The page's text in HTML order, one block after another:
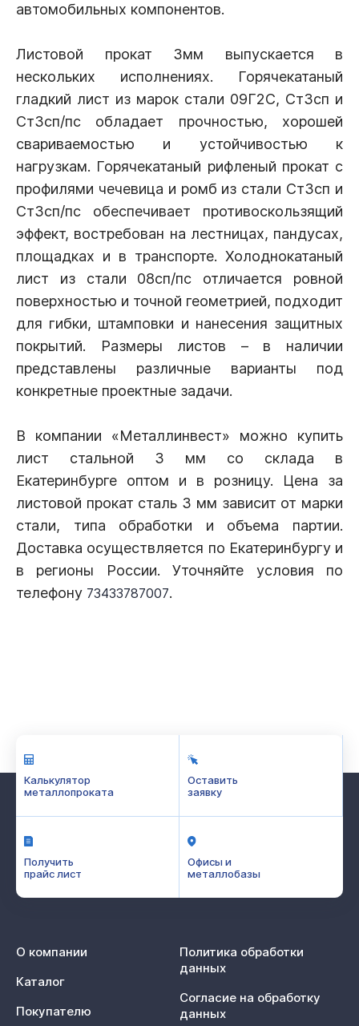
автомобильных компонентов.
Листовой прокат 3мм выпускается в
нескольких исполнениях. Горячекатаный
гладкий лист из марок стали 09Г2С, Ст3сп и
Ст3сп/пс обладает прочностью, хорошей
свариваемостью и устойчивостью к
нагрузкам. Горячекатаный рифленый прокат с
профилями чечевица и ромб из стали Ст3сп и
Ст3сп/пс обеспечивает противоскользящий
эффект, востребован на лестницах, пандусах,
площадках и в транспорте. Холоднокатаный
лист из стали 08сп/пс отличается ровной
поверхностью и точной геометрией, подходит
для гибки, штамповки и нанесения защитных
покрытий. Размеры листов – в наличии
представлены различные варианты под
конкретные проектные задачи.
В компании «Металлинвест» можно купить
лист стальной 3 мм со склада в
Екатеринбурге оптом и в розницу. Цена за
листовой прокат сталь 3 мм зависит от марки
стали, типа обработки и объема партии.
Доставка осуществляется по Екатеринбургу и
в регионы России. Уточняйте условия по
телефону 73433787007.
Калькулятор
металлопроката
Оставить
заявку
Получить
прайс лист
Офисы и
металлобазы
О компании
Каталог
Покупателю
Политика обработки
данных
Согласие на обработку
данных